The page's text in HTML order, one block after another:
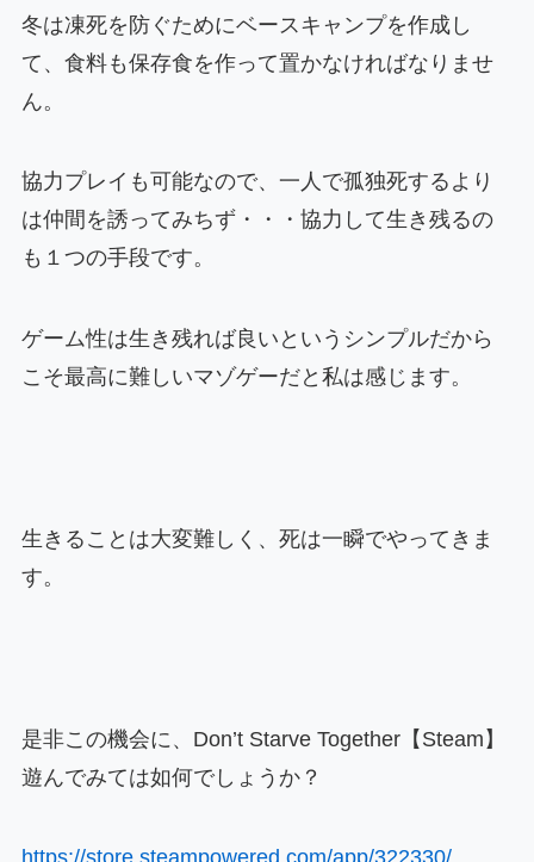
冬は凍死を防ぐためにベースキャンプを作成し
て、食料も保存食を作って置かなければなりませ
ん。
協力プレイも可能なので、一人で孤独死するより
は仲間を誘ってみちず・・・協力して生き残るの
も１つの手段です。
ゲーム性は生き残れば良いというシンプルだから
こそ最高に難しいマゾゲーだと私は感じます。
生きることは大変難しく、死は一瞬でやってきま
す。
是非この機会に、Don’t Starve Together【Steam】
遊んでみては如何でしょうか？